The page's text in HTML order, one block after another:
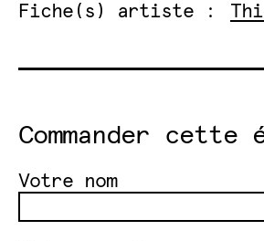
Fiche(s) artiste :
Commander cette
Votre nom